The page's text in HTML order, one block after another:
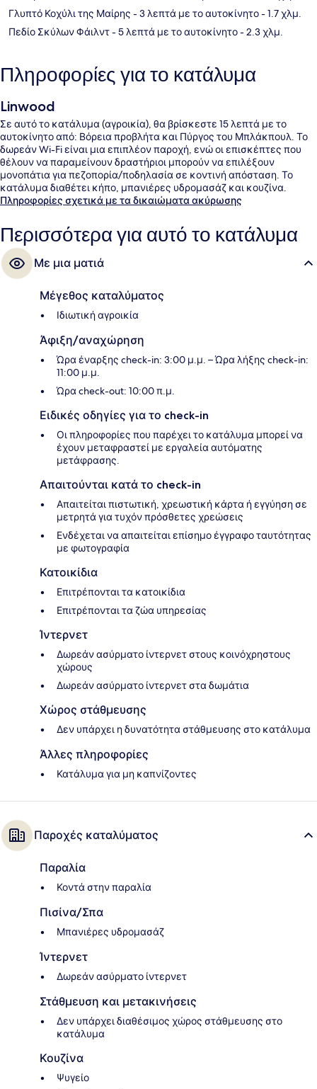
Γλυπτό Κοχύλι της Μαίρης - 3 λεπτά με το αυτοκίνητο- 1.7 χλμ.
Πεδίο Σκύλων Φάιλντ- 5 λεπτά με το αυτοκίνητο- 2.3 χλμ.
Πληροφορίες για το κατάλυμα
Linwood
Σε αυτό το κατάλυμα (αγροικία), θα βρίσκεστε 15 λεπτά με το
αυτοκίνητο από: Βόρεια προβλήτα και Πύργος του Μπλάκπουλ. Το
δωρεάν Wi-Fi είναι μια επιπλέον παροχή, ενώ οι επισκέπτες που
θέλουν να παραμείνουν δραστήριοι μπορούν να επιλέξουν
μονοπάτια για πεζοπορία/ποδηλασία σε κοντινή απόσταση. Το
κατάλυμα διαθέτει κήπο, μπανιέρες υδρομασάζ και κουζίνα.
Πληροφορίες σχετικά με τα δικαιώματα ακύρωσης
Περισσότερα για αυτό το κατάλυμα
Με μια ματιά
Μέγεθος καταλύματος
Ιδιωτική αγροικία
Άφιξη/αναχώρηση
Ώρα έναρξης check-in: 3:00 μ.μ. – Ώρα λήξης check-in:
11:00 μ.μ.
Ώρα check-out: 10:00 π.μ.
Ειδικές οδηγίες για το check-in
Οι πληροφορίες που παρέχει το κατάλυμα μπορεί να
έχουν μεταφραστεί με εργαλεία αυτόματης
μετάφρασης.
Απαιτούνται κατά το check-in
Απαιτείται πιστωτική, χρεωστική κάρτα ή εγγύηση σε
μετρητά για τυχόν πρόσθετες χρεώσεις
Ενδέχεται να απαιτείται επίσημο έγγραφο ταυτότητας
με φωτογραφία
Κατοικίδια
Επιτρέπονται τα κατοικίδια
Επιτρέπονται τα ζώα υπηρεσίας
Ίντερνετ
Δωρεάν ασύρματο ίντερνετ στους κοινόχρηστους
χώρους
Δωρεάν ασύρματο ίντερνετ στα δωμάτια
Χώρος στάθμευσης
Δεν υπάρχει η δυνατότητα στάθμευσης στο κατάλυμα
Άλλες πληροφορίες
Κατάλυμα για μη καπνίζοντες
Παροχές καταλύματος
Παραλία
Κοντά στην παραλία
Πισίνα/Σπα
Μπανιέρες υδρομασάζ
Ίντερνετ
Δωρεάν ασύρματο ίντερνετ
Στάθμευση και μετακινήσεις
Δεν υπάρχει διαθέσιμος χώρος στάθμευσης στο
κατάλυμα
Κουζίνα
Ψυγείο